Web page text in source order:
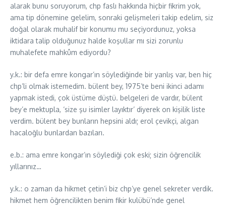
alarak bunu soruyorum, chp faslı hakkında hiçbir fikrim yok,
ama tip dönemine gelelim, sonraki gelişmeleri takip edelim, siz
doğal olarak muhalif bir konumu mu seçiyordunuz, yoksa
iktidara talip olduğunuz halde koşullar mı sizi zorunlu
muhalefete mahkûm ediyordu?
y.k.: bir defa emre kongar’ın söylediğinde bir yanlış var, ben hiç
chp’li olmak istemedim. bülent bey, 1975’te beni ikinci adamı
yapmak istedi, çok üstüme düştü. belgeleri de vardır, bülent
bey’e mektupla, ‘size şu isimler layıktır’ diyerek on kişilik liste
verdim. bülent bey bunların hepsini aldı; erol çevikçi, algan
hacaloğlu bunlardan bazıları.
e.b.: ama emre kongar’ın söylediği çok eski; sizin öğrencilik
yıllarınız…
y.k.: o zaman da hikmet çetin’i biz chp’ye genel sekreter verdik.
hikmet hem öğrencilikten benim fikir kulübü’nde genel